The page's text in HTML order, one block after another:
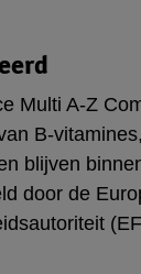
Multi A-Z
B-
blijven
door de